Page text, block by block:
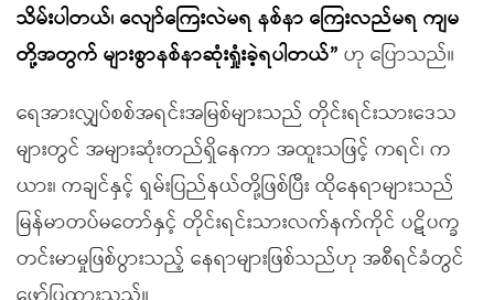
သိမ်းပါတယ်၊ လျော်ကြေးလဲမရ နစ်နာ ကြေးလည်မရ ကျမ
တို့အတွက် များစွာနစ်နာဆုံးရှုံးခဲ့ရပါတယ်” ဟု ပြောသည်။
ရေအားလျှပ်စစ်အရင်းအမြစ်များသည် တိုင်းရင်းသားဒေသ
များတွင် အများဆုံးတည်ရှိနေကာ အထူးသဖြင့် ကရင်၊ က
ယား၊ ကချင်နှင့် ရှမ်းပြည်နယ်တို့ဖြစ်ပြီး ထိုနေရာများသည်
မြန်မာတပ်မတော်နှင့် တိုင်းရင်းသားလက်နက်ကိုင် ပဋိပက္ခ
တင်းမာမှုဖြစ်ပွားသည့် နေရာများဖြစ်သည်ဟု အစီရင်ခံတွင်